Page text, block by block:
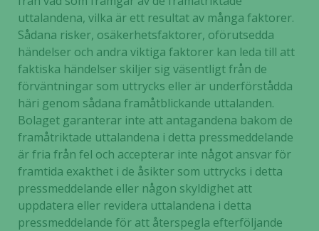
uttalandena, vilka är ett resultat av många faktorer.
Sådana risker, osäkerhetsfaktorer, oförutsedda
händelser och andra viktiga faktorer kan leda till att
faktiska händelser skiljer sig väsentligt från de
förväntningar som uttrycks eller är underförstådda
häri genom sådana framåtblickande uttalanden.
Bolaget garanterar inte att antagandena bakom de
framåtriktade uttalandena i detta pressmeddelande
är fria från fel och accepterar inte något ansvar för
framtida exakthet i de åsikter som uttrycks i detta
pressmeddelande eller någon skyldighet att
uppdatera eller revidera uttalandena i detta
pressmeddelande för att återspegla efterföljande